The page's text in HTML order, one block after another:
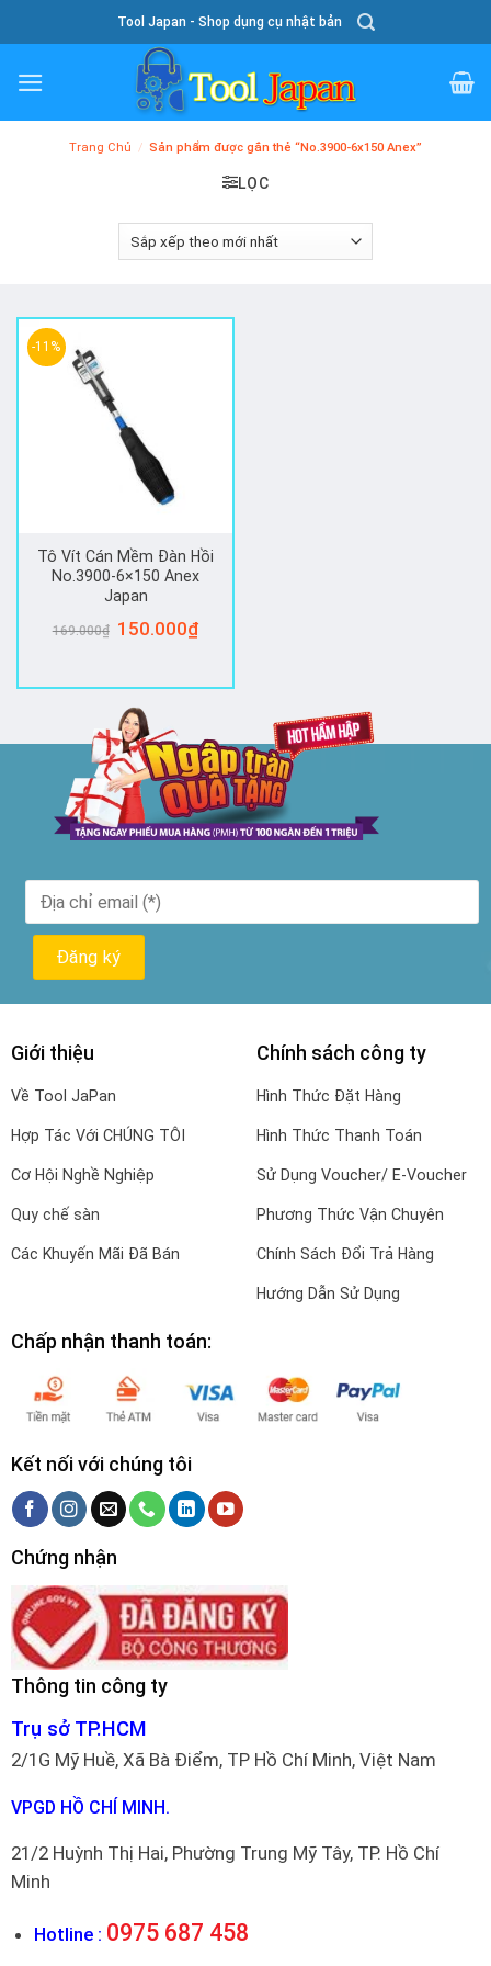
To
Content
Tool Japan - Shop dụng cụ nhật bản
Trang Chủ / Sản phẩm được gắn thẻ “No.3900-6x150 Anex”
LỌC
-11%
Tô Vít Cán Mềm Đàn Hồi
No.3900-6×150 Anex
Japan
169.000₫ Giá
150.000₫Giá
150.000₫.
Giới thiệu
Về Tool JaPan
Hợp Tác Với CHÚNG TÔI
Cơ Hội Nghề Nghiệp
Quy chế sàn
Các Khuyến Mãi Đã Bán
Chính sách công ty
Hình Thức Đặt Hàng
Hình Thức Thanh Toán
Sử Dụng Voucher/ E-Voucher
Phương Thức Vận Chuyên
Chính Sách Đổi Trả Hàng
Hướng Dẫn Sử Dụng
Chấp nhận thanh toán:
Kết nối với chúng tôi
Chứng nhận
Thông tin công ty
Trụ sở TP.HCM
2/1G Mỹ Huề, Xã Bà Điểm, TP Hồ Chí Minh, Việt Nam
VPGD HỒ CHÍ MINH.
21/2 Huỳnh Thị Hai, Phường Trung Mỹ Tây, TP. Hồ Chí
Minh
Hotline : 0975 687 458